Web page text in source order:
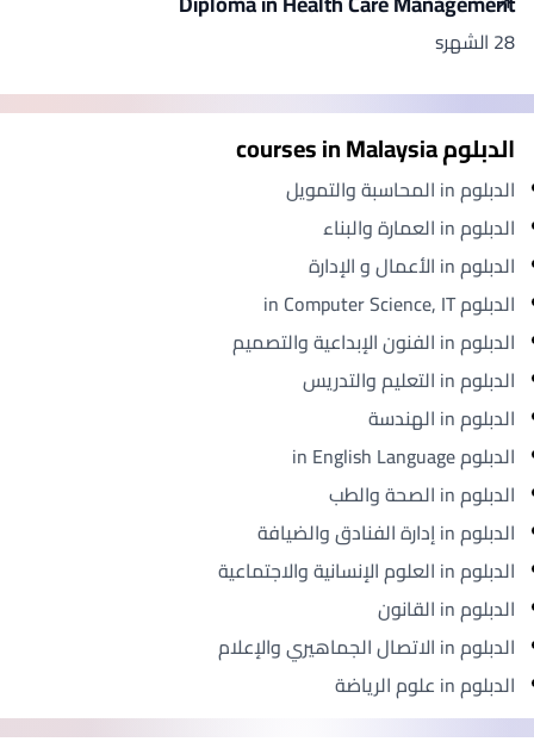
28 الشهرs
الدبلوم courses in Malaysia
الدبلوم in المحاسبة والتمويل
الدبلوم in العمارة والبناء
الدبلوم in الأعمال و الإدارة
الدبلوم in Computer Science, IT
الدبلوم in الفنون الإبداعية والتصميم
الدبلوم in التعليم والتدريس
الدبلوم in الهندسة
الدبلوم in English Language
الدبلوم in الصحة والطب
الدبلوم in إدارة الفنادق والضيافة
الدبلوم in العلوم الإنسانية والاجتماعية
الدبلوم in القانون
الدبلوم in الاتصال الجماهيري والإعلام
الدبلوم in علوم الرياضة